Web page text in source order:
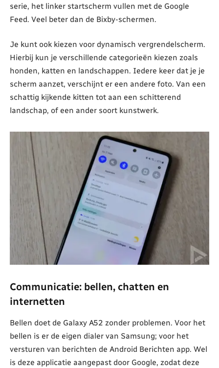
serie, het linker startscherm vullen met de Google
Feed. Veel beter dan de Bixby-schermen.
Je kunt ook kiezen voor dynamisch vergrendelscherm.
Hierbij kun je verschillende categorieën kiezen zoals
honden, katten en landschappen. Iedere keer dat je je
scherm aanzet, verschijnt er een andere foto. Van een
schattig kijkende kitten tot aan een schitterend
landschap, of een ander soort kunstwerk.
Communicatie: bellen, chatten en
internetten
Bellen doet de Galaxy A52 zonder problemen. Voor het
bellen is er de eigen dialer van Samsung; voor het
versturen van berichten de Android Berichten app. Wel
is deze applicatie aangepast door Google, zodat deze